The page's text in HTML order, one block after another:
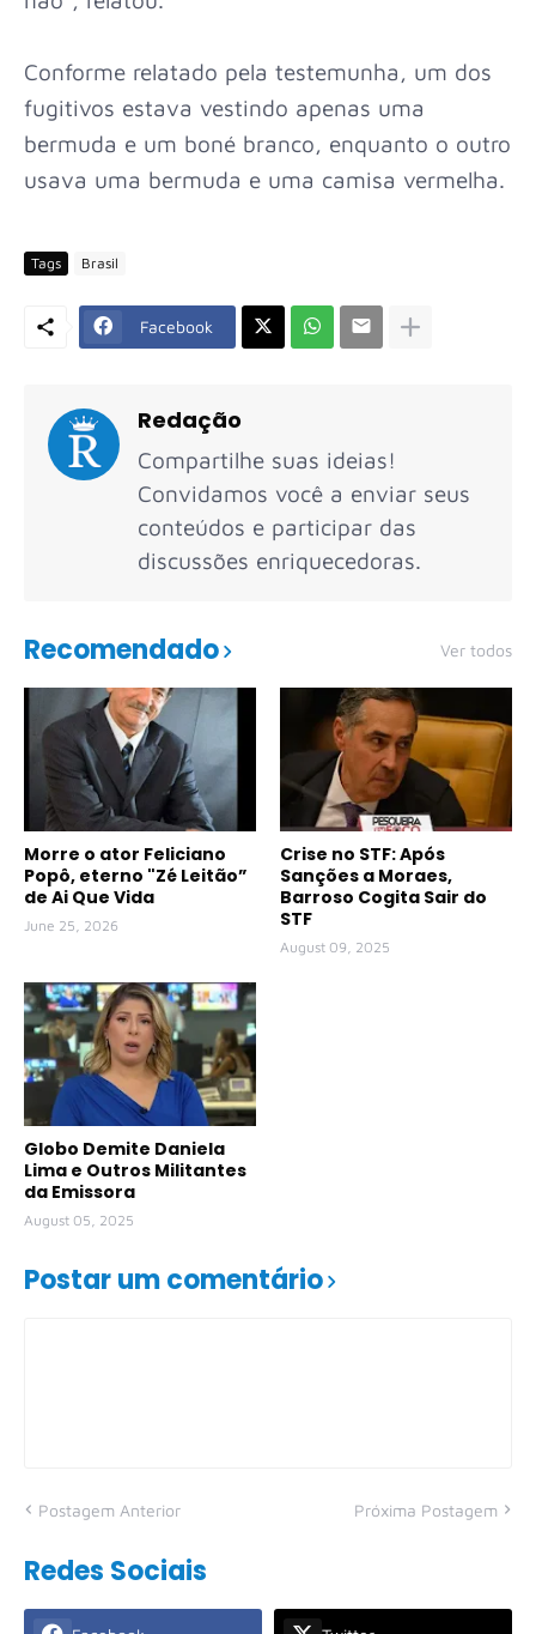
Conforme relatado pela testemunha, um dos
fugitivos estava vestindo apenas uma
bermuda e um boné branco, enquanto o outro
usava uma bermuda e uma camisa vermelha.
Tags Brasil
Facebook
Redação
Compartilhe suas ideias!
Convidamos você a enviar seus
conteúdos e participar das
discussões enriquecedoras.
Recomendado Ver todos
Morre o ator Feliciano
Popô, eterno "Zé Leitão”
de Ai Que Vida
June 25, 2026
Crise no STF: Após
Sanções a Moraes,
Barroso Cogita Sair do
STF
August 09, 2025
Globo Demite Daniela
Lima e Outros Militantes
da Emissora
August 05, 2025
Postar um comentário
Postagem Anterior Próxima Postagem
Redes Sociais